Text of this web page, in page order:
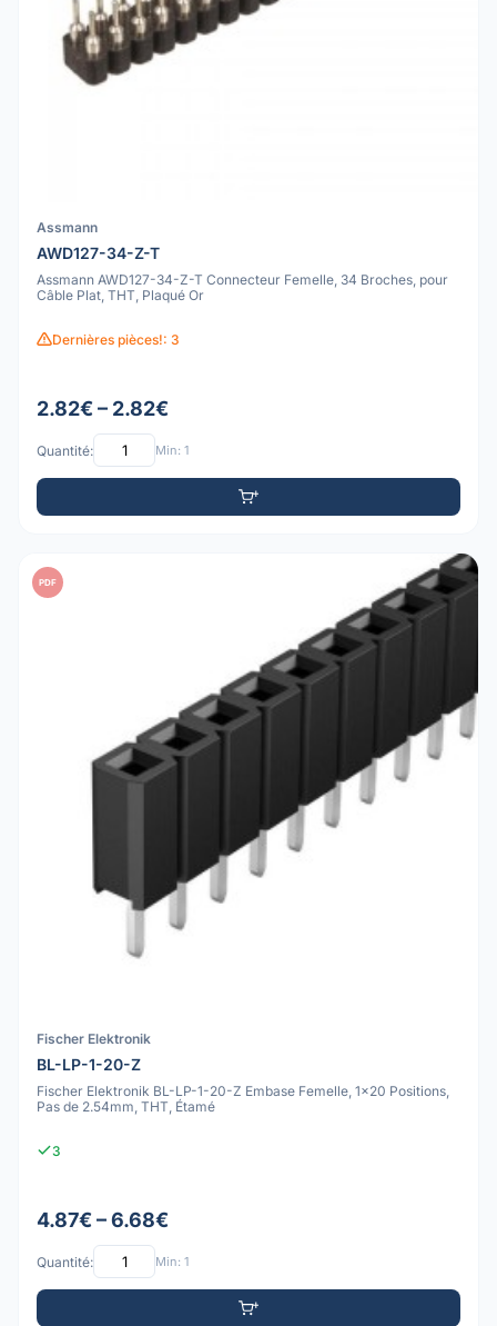
Assmann
AWD127-34-Z-T
Assmann AWD127-34-Z-T Connecteur Femelle, 34 Broches, pour
Câble Plat, THT, Plaqué Or
Dernières pièces!: 3
2.82€ – 2.82€
Quantité: Min: 1
PDF
Fischer Elektronik
BL-LP-1-20-Z
Fischer Elektronik BL-LP-1-20-Z Embase Femelle, 1x20 Positions,
Pas de 2.54mm, THT, Étamé
3
4.87€ – 6.68€
Quantité: Min: 1